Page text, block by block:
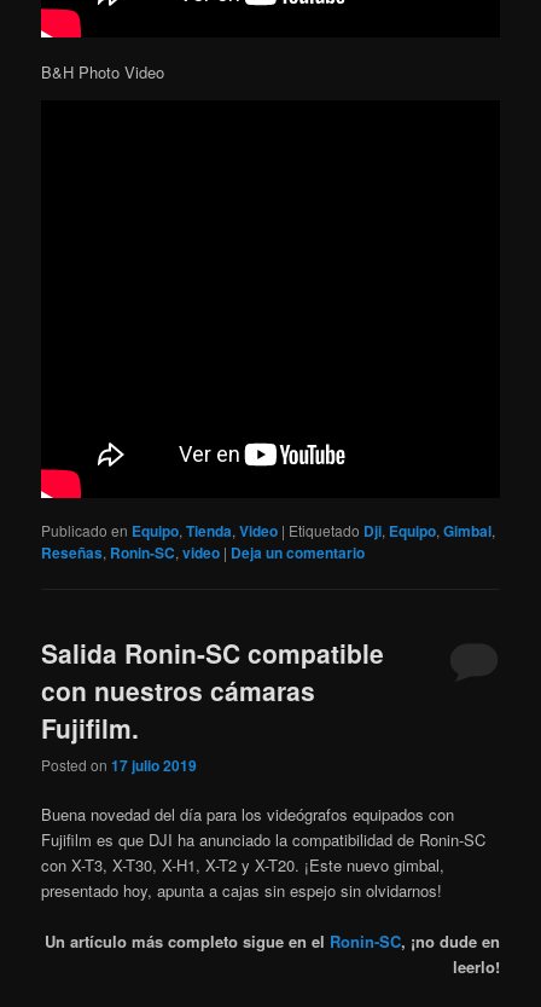
B&H Photo Video
Publicado en Equipo,Tienda,Video | Etiquetado Dji, Equipo,Gimbal,
Reseñas, Ronin-SC,video | Deja un comentario
Salida Ronin-SC compatible
con nuestros cámaras
Fujifilm.
Posted on17 julio 2019
Buena novedad del día para los videógrafos equipados con
Fujifilm es que DJI ha anunciado la compatibilidad de Ronin-SC
con X-T3, X-T30, X-H1, X-T2 y X-T20. ¡Este nuevo gimbal,
presentado hoy, apunta a cajas sin espejo sin olvidarnos!
Un artículo más completo sigue en el Ronin-SC, ¡no dude en
leerlo!